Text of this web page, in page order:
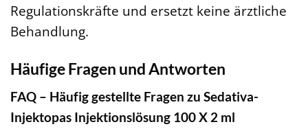
Regulationskräfte und ersetzt keine ärztliche
Behandlung.
Häufige Fragen und Antworten
FAQ – Häufig gestellte Fragen zu Sedativa-
Injektopas Injektionslösung 100 X 2 ml